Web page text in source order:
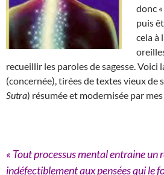
donc
puis
cela à
recueillir les paroles de sagesse. Voici
(concernée), tirées de textes vieux de
Sutra) résumée et modernisée par mes
« Tout processus mental entraine un
indéfectiblement aux pensées qui le